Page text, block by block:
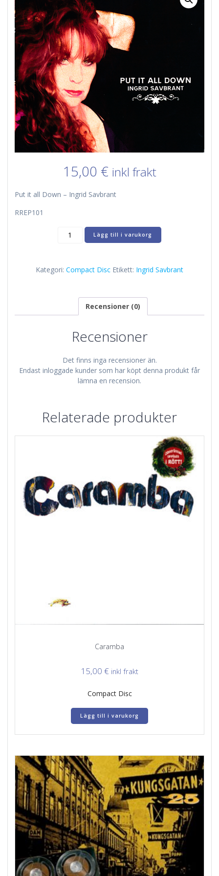
15,00 € inkl frakt
Put it all Down – Ingrid Savbrant
RREP101
Put
–
mängd
Lägg till i varukorg
Kategori: Compact Disc Etikett: Ingrid Savbrant
Recensioner (0)
Recensioner
Det finns inga recensioner än.
Endast inloggade kunder som har köpt denna produkt får
lämna en recension.
Relaterade produkter
Caramba
15,00 € inkl frakt
Compact Disc
Lägg till i varukorg